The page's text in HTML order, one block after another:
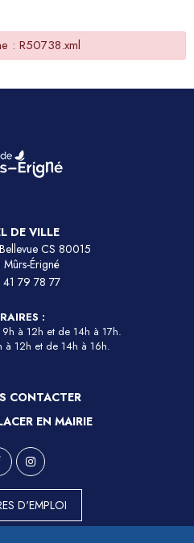
: R50738.xml
DE VILLE
CS 80015
Érigné
79 78 77
:
à 12h et de 14h à 17h.
à 12h et de 14h à 16h.
CONTACTER
EN MAIRIE
D'EMPLOI